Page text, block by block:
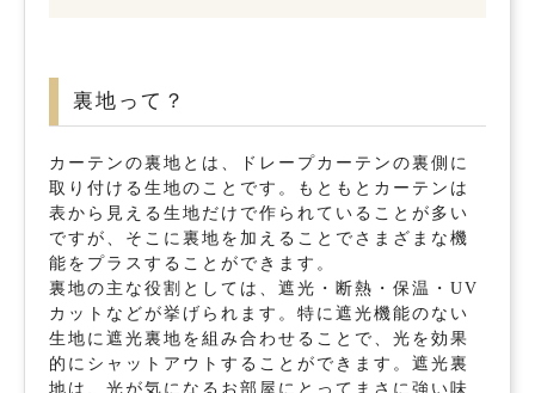
裏地って？
カーテンの裏地とは、ドレープカーテンの裏側に
取り付ける生地のことです。もともとカーテンは
表から見える生地だけで作られていることが多い
ですが、そこに裏地を加えることでさまざまな機
能をプラスすることができます。
裏地の主な役割としては、遮光・断熱・保温・UV
カットなどが挙げられます。特に遮光機能のない
生地に遮光裏地を組み合わせることで、光を効果
的にシャットアウトすることができます。遮光裏
地は、光が気になるお部屋にとってまさに強い味